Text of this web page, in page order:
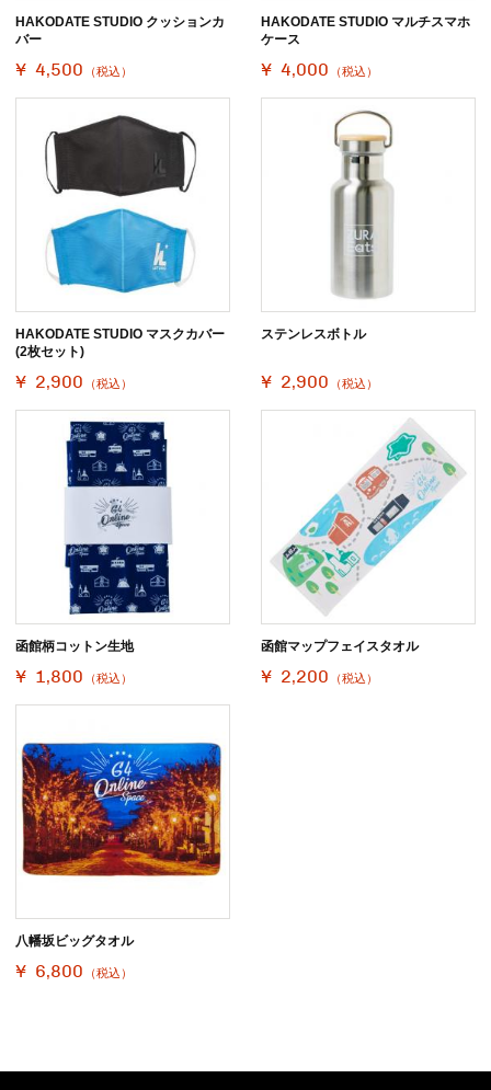
HAKODATE STUDIO クッションカ
バー
¥ 4,500 （税込）
HAKODATE STUDIO マルチスマホ
ケース
¥ 4,000 （税込）
HAKODATE STUDIO マスクカバー
(2枚セット)
¥ 2,900 （税込）
ステンレスボトル
¥ 2,900 （税込）
函館柄コットン生地
¥ 1,800 （税込）
函館マップフェイスタオル
¥ 2,200 （税込）
八幡坂ビッグタオル
¥ 6,800 （税込）